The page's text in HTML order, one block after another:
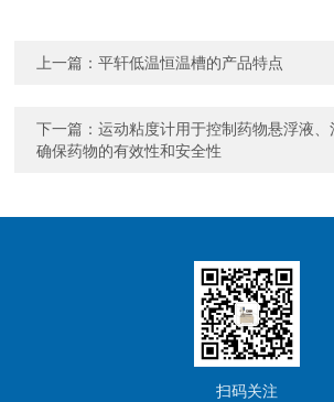
上一篇：平轩低温恒温槽的产品特点
下一篇：运动粘度计用于控制药物悬浮液、
确保药物的有效性和安全性
扫码关注